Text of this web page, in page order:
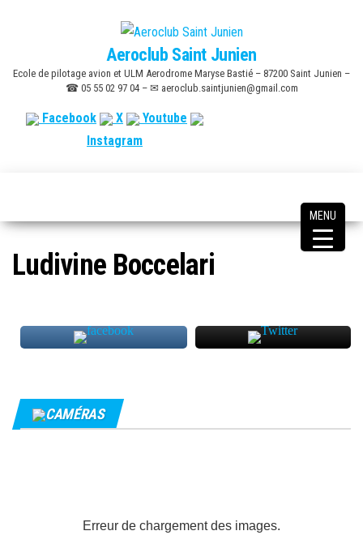
content
Aeroclub Saint Junien
Ecole de pilotage avion et ULM Aerodrome Maryse Bastié – 87200 Saint Junien –
☎ 05 55 02 97 04 – ✉ aeroclub.saintjunien@gmail.com
Facebook X
Youtube
Instagram
Ludivine Boccelari
CAMÉRAS
Erreur de chargement des images.
MENU